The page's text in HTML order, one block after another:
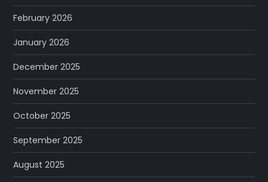
February 2026
January 2026
December 2025
November 2025
October 2025
September 2025
August 2025